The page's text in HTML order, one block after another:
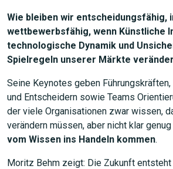
Wie bleiben wir entscheidungsfähig,
wettbewerbsfähig, wenn Künstliche
technologische Dynamik und
Spielregeln unserer Märkte
Seine Keynotes geben
und Entscheidern sowie Teams
der viele Organisationen zwar wissen,
verändern müssen, aber nicht klar
vom Wissen ins Handeln kommen.
Moritz Behm zeigt: Die Zukunft